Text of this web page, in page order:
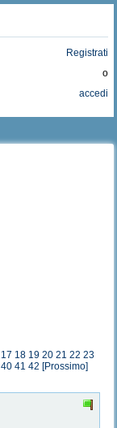
Registrati
o
accedi
17 18 19 20 21 22 23
40 41 42 [Prossimo]